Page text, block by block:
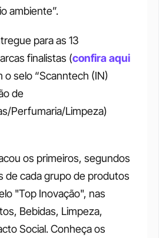
ambiente”.
para as 13
finalistas (confira aqui
o selo “Scanntech (IN)
de
Perfumaria/Limpeza)
os primeiros, segundos
de cada grupo de produtos
"Top Inovação", nas
Bebidas, Limpeza,
Social. Conheça os